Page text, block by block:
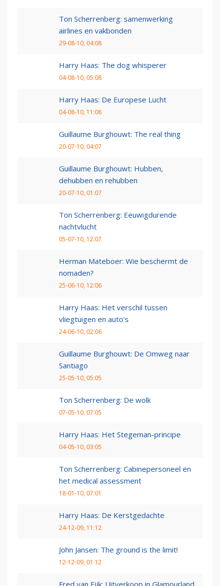
Ton Scherrenberg: samenwerking
airlines en vakbonden
29-08-10, 04:08
Harry Haas: The dog whisperer
04-08-10, 05:08
Harry Haas: De Europese Lucht
04-08-10, 11:08
Guillaume Burghouwt: The real thing
20-07-10, 04:07
Guillaume Burghouwt: Hubben,
dehubben en rehubben
20-07-10, 01:07
Ton Scherrenberg: Eeuwigdurende
nachtvlucht
05-07-10, 12:07
Herman Mateboer: Wie beschermt de
nomaden?
25-06-10, 12:06
Harry Haas: Het verschil tussen
vliegtuigen en auto's
24-06-10, 02:06
Guillaume Burghouwt: De Omweg naar
Santiago
25-05-10, 05:05
Ton Scherrenberg: De wolk
07-05-10, 07:05
Harry Haas: Het Stegeman-principe
04-05-10, 03:05
Ton Scherrenberg: Cabinepersoneel en
het medical assessment
18-01-10, 07:01
Harry Haas: De Kerstgedachte
24-12-09, 11:12
John Jansen: The ground is the limit!
12-12-09, 01:12